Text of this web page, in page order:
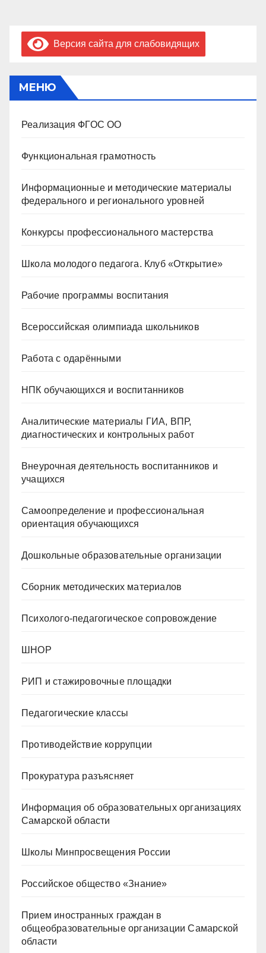
Версия сайта для слабовидящих
МЕНЮ
Реализация ФГОС ОО
Функциональная грамотность
Информационные и методические материалы
федерального и регионального уровней
Конкурсы профессионального мастерства
Школа молодого педагога. Клуб «Открытие»
Рабочие программы воспитания
Всероссийская олимпиада школьников
Работа с одарёнными
НПК обучающихся и воспитанников
Аналитические материалы ГИА, ВПР,
диагностических и контрольных работ
Внеурочная деятельность воспитанников и
учащихся
Самоопределение и профессиональная
ориентация обучающихся
Дошкольные образовательные организации
Сборник методических материалов
Психолого-педагогическое сопровождение
ШНОР
РИП и стажировочные площадки
Педагогические классы
Противодействие коррупции
Прокуратура разъясняет
Информация об образовательных организациях
Самарской области
Школы Минпросвещения России
Российское общество «Знание»
Прием иностранных граждан в
общеобразовательные организации Самарской
области